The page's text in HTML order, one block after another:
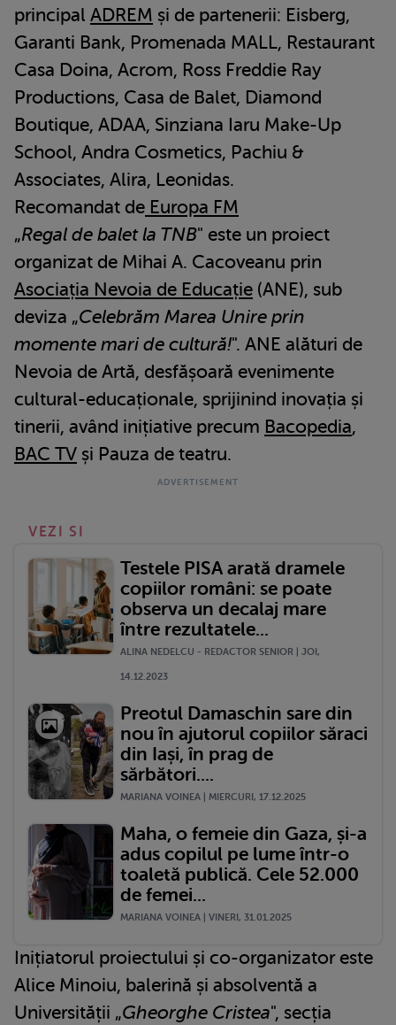
principal ADREM și de partenerii: Eisberg,
Garanti Bank, Promenada MALL, Restaurant
Casa Doina, Acrom, Ross Freddie Ray
Productions, Casa de Balet, Diamond
Boutique, ADAA, Sinziana Iaru Make-Up
School, Andra Cosmetics, Pachiu &
Associates, Alira, Leonidas.
Recomandat de Europa FM
„Regal de balet la TNB" este un proiect
organizat de Mihai A. Cacoveanu prin
Asociația Nevoia de Educație (ANE), sub
deviza „Celebrăm Marea Unire prin
momente mari de cultură!". ANE alături de
Nevoia de Artă, desfășoară evenimente
cultural-educaționale, sprijinind inovația și
tinerii, având inițiative precum Bacopedia,
BAC TV și Pauza de teatru.
VEZI SI
Testele PISA arată dramele
copiilor români: se poate
observa un decalaj mare
între rezultatele...
ALINA NEDELCU - REDACTOR SENIOR | JOI,
14.12.2023
Preotul Damaschin sare din
nou în ajutorul copiilor săraci
din Iași, în prag de
sărbători....
MARIANA VOINEA | MIERCURI, 17.12.2025
Maha, o femeie din Gaza, și-a
adus copilul pe lume într-o
toaletă publică. Cele 52.000
de femei...
MARIANA VOINEA | VINERI, 31.01.2025
Inițiatorul proiectului și co-organizator este
Alice Minoiu, balerină și absolventă a
Universității „Gheorghe Cristea", secția